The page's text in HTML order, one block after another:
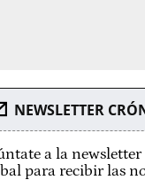
NEWSLETTER
a la
para recibir las